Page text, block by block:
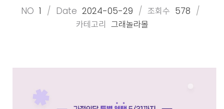
NO 1 Date 2024-05-29 조회수 578
카테고리 그래놀라몰